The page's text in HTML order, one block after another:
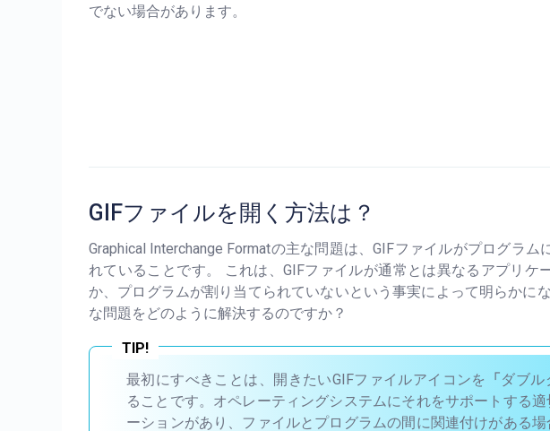
でない場合があります。
GIFファイルを開く方法は？
Graphical Interchange Formatの主な問題は、GIFファイルがプログラム
れていることです。 これは、GIFファイルが通常とは異なるアプリケ
か、プログラムが割り当てられていないという事実によって明らかに
な問題をどのように解決するのですか？
最初にすべきことは、開きたいGIFファイルアイコンを 「ダブル
ることです。オペレーティングシステムにそれをサポートする
ーションがあり、ファイルとプログラムの間に関連付けがある場